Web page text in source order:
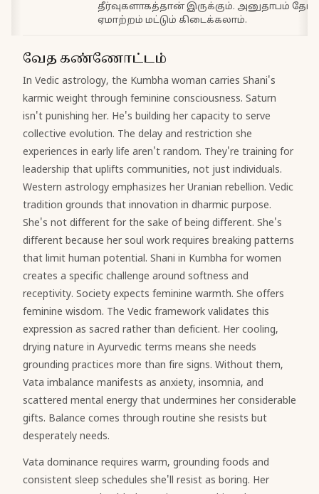
தீர்வுகளாகத்தான் இருக்கும். அனுதாபம்
ஏமாற்றம் மட்டும் கிடைக்கலாம்.
வேத கண்ணோட்டம்
In Vedic astrology, the Kumbha woman carries Shani's
karmic weight through feminine consciousness. Saturn
isn't punishing her. He's building her capacity to serve
collective evolution. The delay and restriction she
experiences in early life aren't random. They're training for
leadership that uplifts communities, not just individuals.
Western astrology emphasizes her Uranian rebellion. Vedic
tradition grounds that innovation in dharmic purpose.
She's not different for the sake of being different. She's
different because her soul work requires breaking patterns
that limit human potential. Shani in Kumbha for women
creates a specific challenge around softness and
receptivity. Society expects feminine warmth. She offers
feminine wisdom. The Vedic framework validates this
expression as sacred rather than deficient. Her cooling,
drying nature in Ayurvedic terms means she needs
grounding practices more than fire signs. Without them,
Vata imbalance manifests as anxiety, insomnia, and
scattered mental energy that undermines her considerable
gifts. Balance comes through routine she resists but
desperately needs.
Vata dominance requires warm, grounding foods and
consistent sleep schedules she'll resist as boring. Her